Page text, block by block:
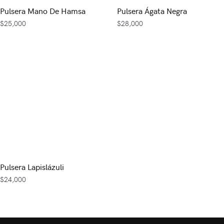
Pulsera Mano De Hamsa
$25,000
Pulsera Ágata Negra
$28,000
Pulsera Lapislázuli
$24,000